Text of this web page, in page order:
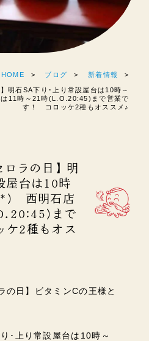
ブログ 新着情報
明石SA下り･上り常設屋台は10時～
11時～21時(L.O.20:45)まで営業で
す！ コロッケ2種もオススメ♪
ラの日】明
屋台は10時
西明石店
まで
2種もオス
日】ビタミンCの王様と
･上り常設屋台は10時～